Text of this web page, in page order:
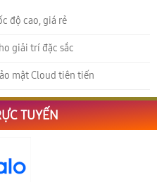
độ cao, giá rẻ
giải trí đặc sắc
mật Cloud tiên tiến
TUYẾN